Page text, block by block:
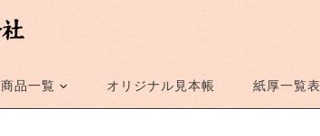
商品一覧 オリジナル見本帳 紙厚一覧表